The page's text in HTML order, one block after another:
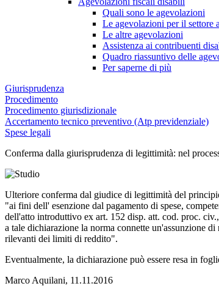
Quali sono le agevolazioni
Le agevolazioni per il settore
Le altre agevolazioni
Assistenza ai contribuenti
Quadro riassuntivo delle
Per saperne di più
Giurisprudenza
Procedimento
Procedimento giurisdizionale
Accertamento tecnico preventivo (Atp previdenziale)
Spese legali
Conferma dalla giurisprudenza di legittimità: nel
Ulteriore conferma dal giudice di legittimità del
"ai fini dell' esenzione dal pagamento di spese,
dell'atto introduttivo ex art. 152 disp. att. cod. proc.
a tale dichiarazione la norma connette un'assunzione
rilevanti dei limiti di reddito".
Eventualmente, la dichiarazione può essere resa in
Marco Aquilani, 11.11.2016